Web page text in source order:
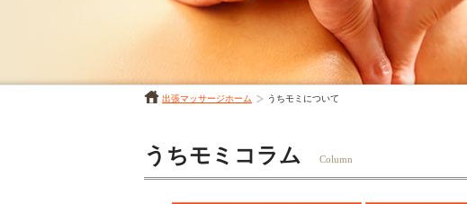
出張マッサージホーム うちモミについて
うちモミコラム Column